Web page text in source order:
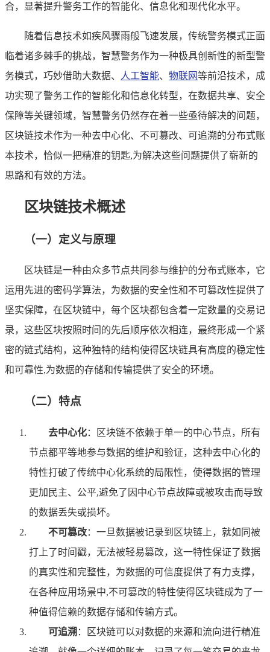
合，显著提升警务工作的智能化、信息化和现代化水平。
随着信息技术如疾风骤雨般飞速发展，传统警务模式正面
临着诸多棘手的挑战，智慧警务作为一种极具创新性的新型警
务模式，巧妙借助大数据、
人工智能、 物联网等前沿技术，成
功实现了警务工作的智能化和信息化转型，在数据共享、安全
保障等关键领域，智慧警务仍然存在着一些亟待解决的问题，
区块链技术作为一种去中心化、不可篡改、可追溯的分布式账
本技术，恰似一把精准的钥匙,为解决这些问题提供了崭新的
思路和有效的方法。
区块链技术概述
（一）定义与原理
区块链是一种由众多节点共同参与维护的分布式账本，它
运用先进的密码学算法，为数据的安全性和不可篡改性提供了
坚实保障，在区块链中，每个区块都包含着一定数量的交易记
录，这些区块按照时间的先后顺序依次相连，最终形成一个紧
密的链式结构，这种独特的结构使得区块链具有高度的稳定性
和可靠性,为数据的存储和传输提供了安全的环境。
（二）特点
去中心化：区块链不依赖于单一的中心节点，所有
节点都平等地参与数据的维护和验证，这种去中心化的
特性打破了传统中心化系统的局限性，使得数据的管理
更加民主、公平,避免了因中心节点故障或被攻击而导致
的数据丢失或损坏。
不可篡改：一旦数据被记录到区块链上，就如同被
打上了时间戳，无法被轻易篡改，这一特性保证了数据
的真实性和完整性，为数据的可信度提供了有力支撑，
在各种应用场景中,不可篡改的特性使得区块链成为了一
种值得信赖的数据存储和传输方式。
可追溯 ：区块链可以对数据的来源和流向进行精准